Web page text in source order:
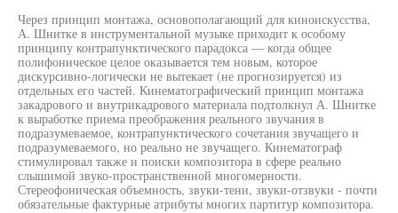
Через принцип монтажа, основополагающий для киноискусства,
А. Шнитке в инструментальной музыке приходит к особому
принципу контрапунктического парадокса — когда общее
полифоническое целое оказывается тем новым, которое
дискурсивно-логически не вытекает (не прогнозируется) из
отдельных его частей. Кинематографический принцип монтажа
закадрового и внутрикадрового материала подтолкнул А. Шнитке
к выработке приема преображения реального звучания в
подразумеваемое, контрапунктического сочетания звучащего и
подразумеваемого, но реально не звучащего. Кинематограф
стимулировал также и поиски композитора в сфере реально
слышимой звуко-пространственной многомерности.
Стереофоническая объемность, звуки-тени, звуки-отзвуки - почти
обязательные фактурные атрибуты многих партитур композитора.